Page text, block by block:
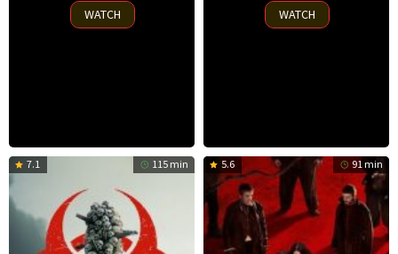
2025
WATCH 2025
WATCH
7.1 115 min 5.6 91 min